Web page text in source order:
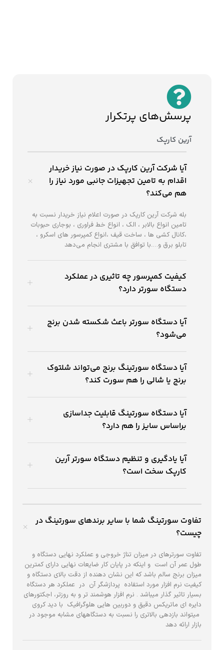
پرسش‌های پرتکرار
آرین کارپک
آیا شرکت آرین کارپک در صورت نیاز خریدار
اقدام به تامین تجهیزات جانبی مورد نیاز را
هم می‌کند؟
بله شرکت آرین کارپک در صورت اعلام نیاز خریدار نسبت به
تامین انواع بالابر ، الک ، انواع خط فراوری ، بوجاری حبوبات
،کانال کشی ها ، ساخت قیف ،انواع کمپرسور های اسکرو ،
تابلو برق و….با توافق با مشتری انجام می‌دهد
کیفیت کمپرسور چه تاثیری در عملکرد
دستگاه سورتر دارد؟
آیا دستگاه سورتر باعث شکسته شدن برنج
می‌شود؟
آیا دستگاه سورتینگ برنج می‌تواند شلتوک
برنج یا شالی را هم سورت کند؟
آیا دستگاه سورتینگ قابلیت جداسازی
براساس سایز را هم دارد؟
آیا یادگیری و تنظیم دستگاه سورتر آرین
کارپک سخت است؟
تفاوت سورتینگ شما با سایر برندهای سورتینگ در
چیست؟
تفاوت سورترهای در میزان تناژ خروجی و عملکرد نهایی دستگاه و
طول عمر آن است و اینکه در پایان کار ضایعات نهایی دارای کمترین
میزان برنج سالم باشد که این نشان دهنده از دقت بالای دستگاه و
کیفیت نرم افزار مورد استفاده پردازشگر آن در عملکرد هر دستگاه
بسیار تاثیر گذار میباشد . نرم افزار هوشمند تر و به روزتر، اجکتورهای
دایره ای ماتریکس دقیق و دوربین هایی هلوگرافیک با دید کروی
میتواند بازدهی بالاتری را نسبت به دستگاههای مشابه موجود در
بازار ارائه دهد